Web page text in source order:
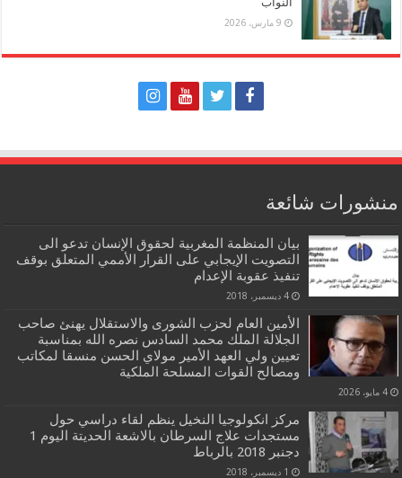
9 مارس، 2026
منشورات شائعة
بيان المنظمة المغربية لحقوق الإنسان تدعو الى
التصويت الإيجابي على القرار الأممي المتعلق بوقف
تنفيذ عقوبة الإعدام
4 ديسمبر، 2018
الأمين العام لحزب الشورى والاستقلال يهنئ صاحب
الجلالة الملك محمد السادس نصره الله بمناسبة
تعيين ولي العهد الأمير مولاي الحسن منسقا لمكاتب
ومصالح القوات المسلحة الملكية
4 مايو، 2026
مركز انكولوجيا النخيل ينظم لقاء دراسي حول
مستجدات علاج السرطان بالاشعة الحديتة اليوم 1
دجنبر 2018 بالرباط
1 ديسمبر، 2018